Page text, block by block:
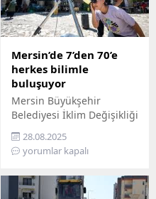
Mersin’de 7’den 70’e
herkes bilimle
buluşuyor
Mersin Büyükşehir
Belediyesi İklim Değişikliği
ve Sıfır Atık Dairesi
Başkanlığı, Mercan 100.
Yıl İklim ve Çevre Bilim
edemeyenler için bilimi
28.08.2025
yorumlar kapalı